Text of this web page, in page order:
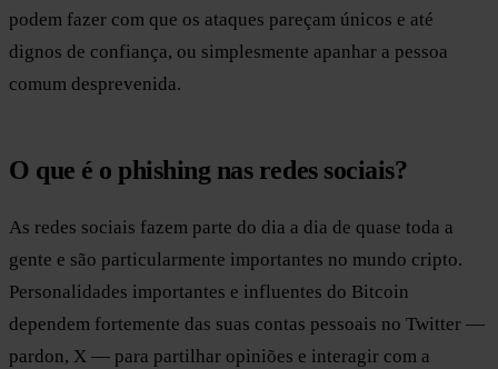
podem fazer com que os ataques pareçam únicos e até
dignos de confiança, ou simplesmente apanhar a pessoa
comum desprevenida.
O que é o phishing nas redes sociais?
As redes sociais fazem parte do dia a dia de quase toda a
gente e são particularmente importantes no mundo cripto.
Personalidades importantes e influentes do Bitcoin
dependem fortemente das suas contas pessoais no Twitter —
pardon, X — para partilhar opiniões e interagir com a